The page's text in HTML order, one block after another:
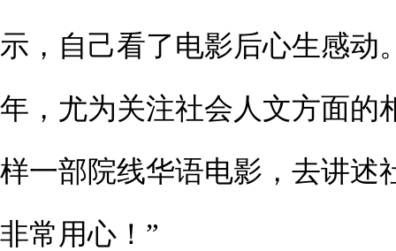
示，自己看了电影后心生感动
年，尤为关注社会人文方面的
样一部院线华语电影，去讲述
非常用心！”